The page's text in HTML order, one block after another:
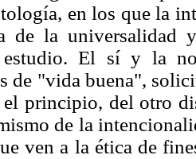
en los que la
de la universalidad
El sí y la
de "vida buena",
el principio, del otro
de la
ven a la ética de